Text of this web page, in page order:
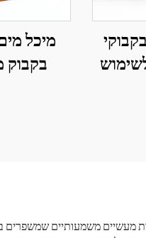
מיכל
בקבוק
מעשיים משמעותיים שמשפרים